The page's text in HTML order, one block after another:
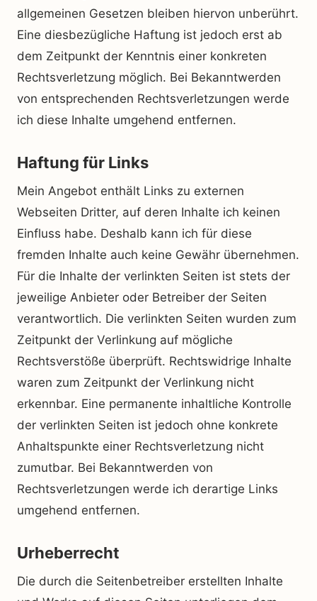
allgemeinen Gesetzen bleiben hiervon unberührt.
Eine diesbezügliche Haftung ist jedoch erst ab
dem Zeitpunkt der Kenntnis einer konkreten
Rechtsverletzung möglich. Bei Bekanntwerden
von entsprechenden Rechtsverletzungen werde
ich diese Inhalte umgehend entfernen.
Haftung für Links
Mein Angebot enthält Links zu externen
Webseiten Dritter, auf deren Inhalte ich keinen
Einfluss habe. Deshalb kann ich für diese
fremden Inhalte auch keine Gewähr übernehmen.
Für die Inhalte der verlinkten Seiten ist stets der
jeweilige Anbieter oder Betreiber der Seiten
verantwortlich. Die verlinkten Seiten wurden zum
Zeitpunkt der Verlinkung auf mögliche
Rechtsverstöße überprüft. Rechtswidrige Inhalte
waren zum Zeitpunkt der Verlinkung nicht
erkennbar. Eine permanente inhaltliche Kontrolle
der verlinkten Seiten ist jedoch ohne konkrete
Anhaltspunkte einer Rechtsverletzung nicht
zumutbar. Bei Bekanntwerden von
Rechtsverletzungen werde ich derartige Links
umgehend entfernen.
Urheberrecht
Die durch die Seitenbetreiber erstellten Inhalte